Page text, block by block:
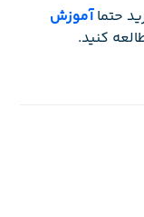
حتماآموزش
کنید.